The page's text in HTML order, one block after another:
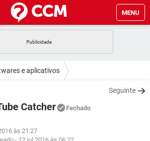
MENU
FACEBOOK
GMAIL
WHATSAPP
WHATSAPP
e aplicativos
Seguinte
Catcher Fechado
às 21:27